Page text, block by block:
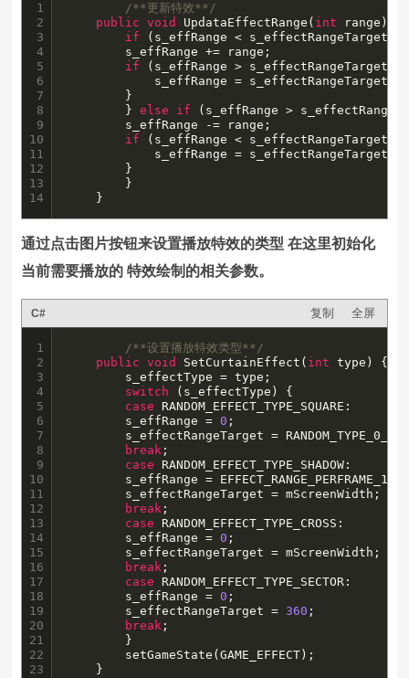
1
2
3
4
5
6
7
8
9
10
11
12
13
14
/**更新特效**/
public
void UpdataEffectRange( int range) {
if (s_effRange < s_effectRangeTarget)
if (s_effRange > s_effectRangeTarget)
	    }
else if (s_effRange >
if (s_effRange < s_effectRangeTarget)
	}
通过点击图片按钮来设置播放特效的类型 在这里初始化
当前需要播放的 特效绘制的相关参数。
C# 复制 全屏
1
2
3
4
5
6
7
8
9
10
11
12
13
14
15
16
17
18
19
20
21
22
23
/**设置播放特效类型**/
public
void SetCurtainEffect( int type) {
switch (s_effectType) {
case RANDOM_EFFECT_TYPE_SQUARE:
		s_effRange =
0 ;
break ;
case RANDOM_EFFECT_TYPE_SHADOW:
break ;
case RANDOM_EFFECT_TYPE_CROSS:
		s_effRange =
0 ;
break ;
case RANDOM_EFFECT_TYPE_SECTOR:
		s_effRange =
0 ;
		s_effectRangeTarget =
360 ;
break ;
	}